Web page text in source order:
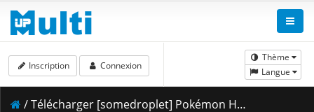
Thème
Langue
Inscription Connexion
/ Télécharger [somedroplet] Pokémon Horizons - 021 v2 [526AFD7F].mkv.002 ( 274.13 MB )